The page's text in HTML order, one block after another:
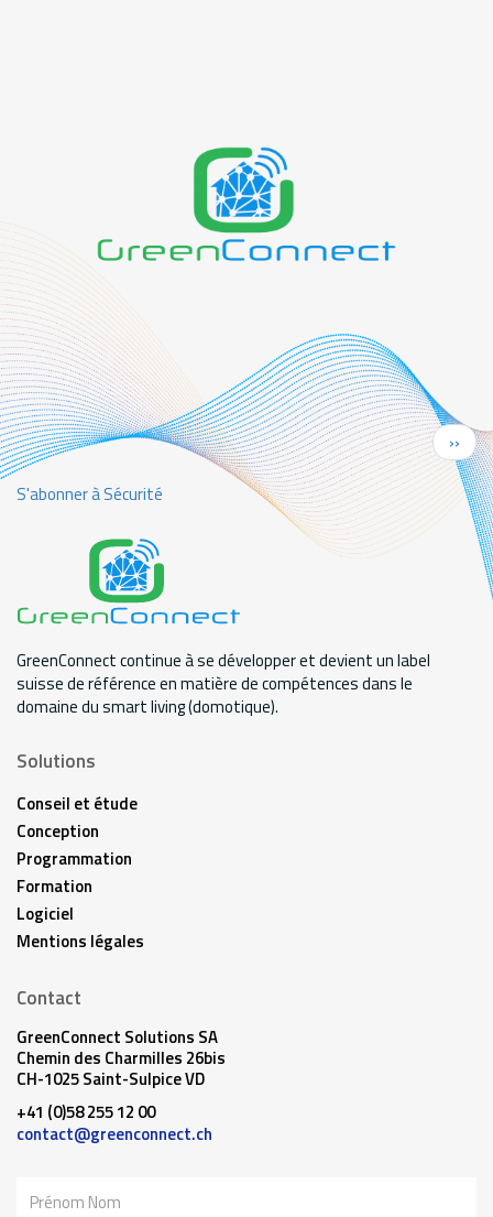
Pagination
Page
››
S'abonner à Sécurité
GreenConnect continue à se développer et devient un label
suisse de référence en matière de compétences dans le
domaine du smart living (domotique).
Solutions
Conseil et étude
Conception
Programmation
Formation
Logiciel
Mentions légales
Contact
GreenConnect Solutions SA
Chemin des Charmilles 26bis
CH-1025 Saint-Sulpice VD
+41 (0)58 255 12 00
contact@greenconnect.ch